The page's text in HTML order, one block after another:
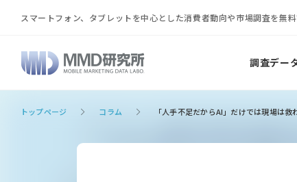
スマートフォン、タブレットを中心とした消費者動向や市場調査を無
調査デー
トップページ コラム 「人手不足だからAI」だけでは現場は